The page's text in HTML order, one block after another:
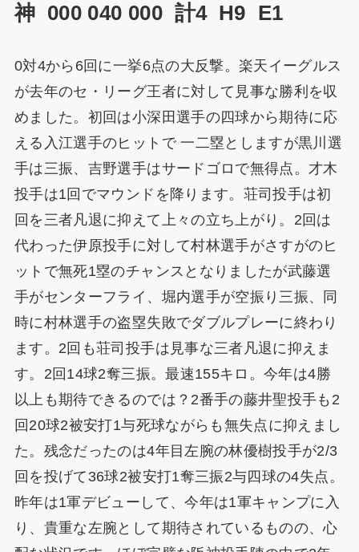
神 000 040 000 計4 H9 E1
0対4から6回に一挙6点の大反撃。楽天イーグルス
が去年のセ・リーグ王者に対して見事な勝利を収
めました。初回は小深田選手の四球から期待に応
える入江選手のヒットで 一二塁としますが黒川選
手は三振、吉野選手はサードゴロで無得点。才木
投手は1回でマウンドを降ります。荘司投手は初
回を三者凡退に抑えて上々の立ち上がり。2回は
代わった伊原投手に対して村林選手がさすがのヒ
ットで無死1塁のチャンスとなりましたが武藤選
手がセンターフライ、堀内選手が空振り三振、同
時に村林選手の盗塁失敗でダブルプレーに終わり
ます。2回も荘司投手は見事な三者凡退に抑えま
す。2回14球2奪三振。最速155キロ。今年は4勝
以上も期待できるのでは？2番手の藤井聖投手も2
回20球2被安打1与死球ながらも無失点に抑えまし
た。残念だったのは4年目左腕の林優樹投手が2/3
回を投げて36球2被安打1奪三振2与四球の4失点。
昨年は1軍デビューして、今年は1軍キャンプに入
り、貴重な左腕として期待されているものの、心